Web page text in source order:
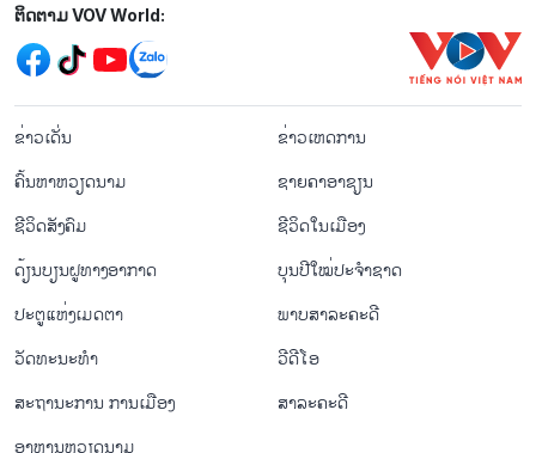
Mạng xã hội
ຕິດຕາມ VOV World:
menu footer tiếng Lào
ຂ່າວເດັ່ນ
ຂ່າວເຫດການ
ຄົ້ນຫາຫວຽດນາມ
ຊາຍຄາອາຊຽນ
ຊີ​ວິດ​ສັງ​ຄົມ
ຊີ​ວິດ​ໃນ​ເມືອງ
ດ້ຽນບຽນ​ຝູທາງ​ອາກາດ
ບຸນປີໃໝ່ປະຈຳຊາດ
ປະຕູແຫ່ງເມດຕາ
ພາບສາລະຄະດີ
ວັດທະນະທໍາ
ວີດີໂອ
ສະຖານະການ ການເມືອງ
ສາລະຄະດີ